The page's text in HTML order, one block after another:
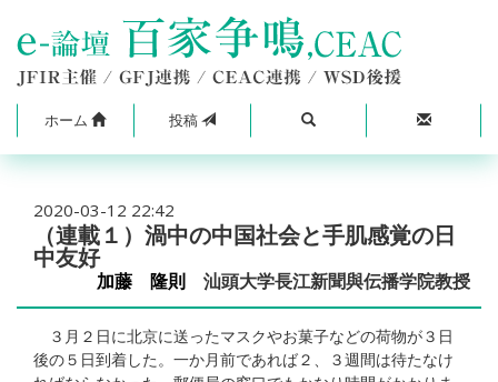
ホーム 投稿
2020-03-12 22:42
（連載１）渦中の中国社会と手肌感覚の日
中友好
加藤 隆則 汕頭大学長江新聞與伝播学院教授
３月２日に北京に送ったマスクやお菓子などの荷物が３日
後の５日到着した。一か月前であれば２、３週間は待たなけ